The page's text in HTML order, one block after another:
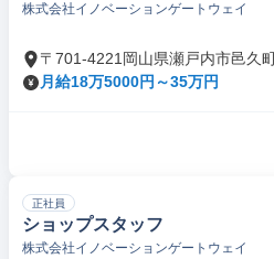
株式会社イノベーションゲートウェイ
〒701-4221岡山県瀬戸内市邑久
月給18万5000円～35万円
正社員
ショップスタッフ
株式会社イノベーションゲートウェイ